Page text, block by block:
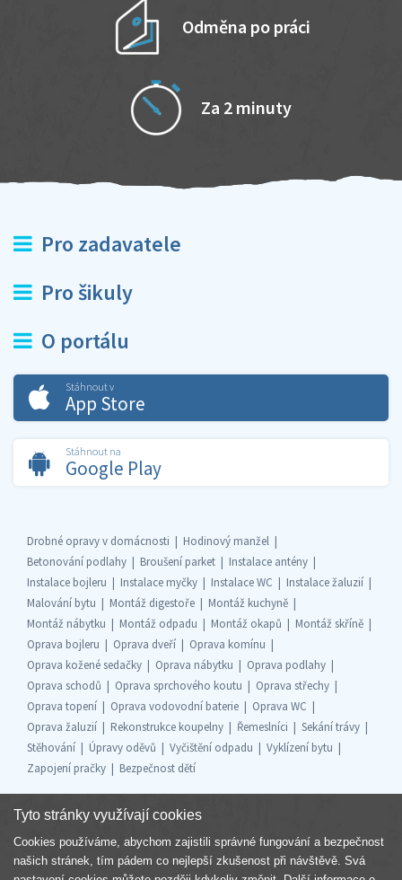
Odměna po práci
Za 2 minuty
Pro zadavatele
Pro šikuly
O portálu
Stáhnout v
App Store
Stáhnout na
Google Play
Drobné opravy v domácnosti
Hodinový manžel
Betonování podlahy
Broušení parket
Instalace antény
Instalace bojleru
Instalace myčky Instalace WC
Instalace žaluzií
Malování bytu
Montáž digestoře
Montáž kuchyně
Montáž nábytku
Montáž odpadu Montáž okapů
Montáž skříně
Oprava bojleru
Oprava dveří
Oprava komínu
Oprava kožené sedačky
Oprava nábytku
Oprava podlahy
Oprava schodů
Oprava sprchového koutu
Oprava střechy
Oprava topení
Oprava vodovodní baterie
Oprava WC
Oprava žaluzií
Rekonstrukce koupelny Řemeslníci
Sekání trávy
Stěhování
Úpravy oděvů Vyčištění odpadu
Vyklízení bytu
Zapojení pračky
Bezpečnost dětí
Součást skupiny
Tyto stránky využívají cookies
Cookies používáme, abychom zajistili správné fungování a bezpečnost
našich stránek, tím pádem co nejlepší zkušenost při návštěvě. Svá